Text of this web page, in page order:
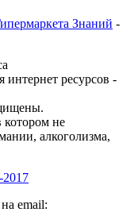
Знаний -
интернет ресурсов -
котором не
алкоголизма,
2017
email: